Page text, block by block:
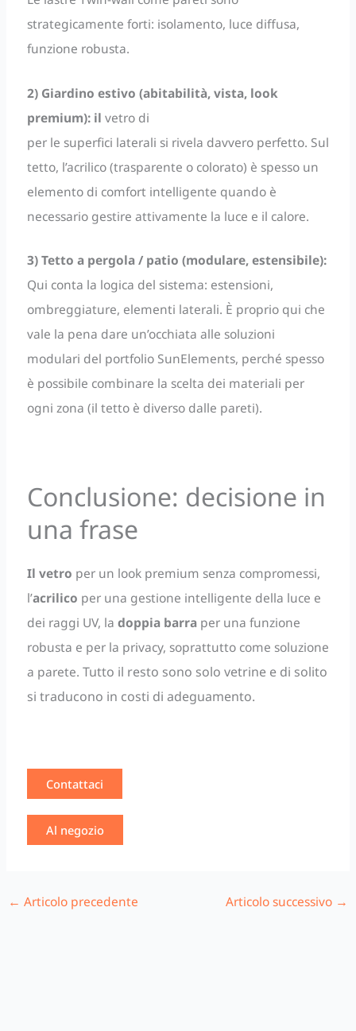
strategicamente forti: isolamento, luce diffusa,
funzione robusta.
2) Giardino estivo (abitabilità, vista, look
premium): il vetro di
per le superfici laterali si rivela davvero perfetto. Sul
tetto, l’acrilico (trasparente o colorato) è spesso un
elemento di comfort intelligente quando è
necessario gestire attivamente la luce e il calore.
3) Tetto a pergola / patio (modulare, estensibile):
Qui conta la logica del sistema: estensioni,
ombreggiature, elementi laterali. È proprio qui che
vale la pena dare un’occhiata alle soluzioni
modulari del portfolio SunElements, perché spesso
è possibile combinare la scelta dei materiali per
ogni zona (il tetto è diverso dalle pareti).
Conclusione: decisione in
una frase
Il vetro per un look premium senza compromessi,
l’acrilico per una gestione intelligente della luce e
dei raggi UV, la doppia barraper una funzione
robusta e per la privacy, soprattutto come soluzione
a parete. Tutto il resto sono solo vetrine e di solito
si traducono in costi di adeguamento.
Contattaci
Al negozio
← Articolo precedente Articolo successivo →